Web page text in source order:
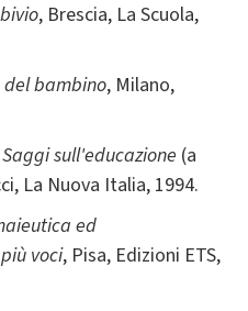
, Brescia, La Scuola,
bambino, Milano,
sull'educazione (a
La Nuova Italia, 1994.
ed
voci, Pisa, Edizioni ETS,